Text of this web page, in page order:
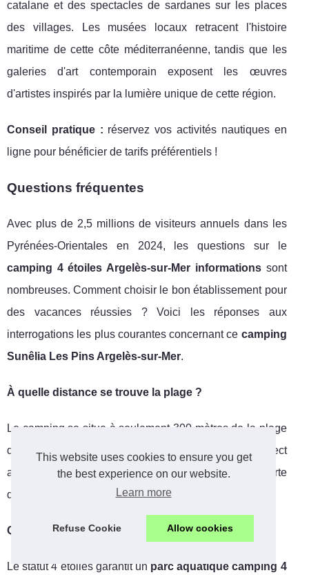
This website uses cookies to ensure you get
the best experience on our website.
Learn more
Refuse Cookie Allow cookies
catalane et des spectacles de sardanes sur les places
des villages. Les musées locaux retracent l'histoire
maritime de cette côte méditerranéenne, tandis que les
galeries d'art contemporain exposent les œuvres
d'artistes inspirés par la lumière unique de cette région.
Conseil pratique : réservez vos activités nautiques en
ligne pour bénéficier de tarifs préférentiels !
Questions fréquentes
Avec plus de 2,5 millions de visiteurs annuels dans les
Pyrénées-Orientales en 2024, les questions sur le
camping 4 étoiles Argelès-sur-Mer informationssont
nombreuses. Comment choisir le bon établissement pour
des vacances réussies ? Voici les réponses aux
interrogations les plus courantes concernant ce camping
Sunêlia Les Pins Argelès-sur-Mer.
À quelle distance se trouve la plage ?
Le camping se situe à seulement 300 mètres de la plage
d'Argelès-sur-Mer, soit 3 minutes à pied. Un accès direct
au
sentier littoral Côte Vermeillefacilite la découverte
des criques environnantes.
Quels services inclut la classification 4 étoiles ?
Le statut 4 étoiles garantit un parc aquatique camping 4